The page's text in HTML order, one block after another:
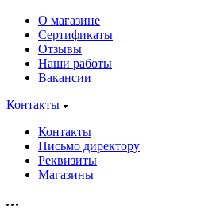
О магазине
Сертификаты
Отзывы
Наши работы
Вакансии
Контакты
Контакты
Письмо директору
Реквизиты
Магазины